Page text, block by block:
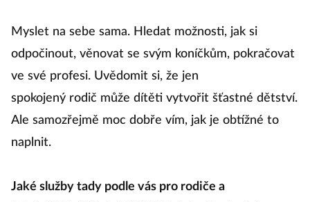
Myslet na sebe sama. Hledat možnosti, jak si
odpočinout, věnovat se svým koníčkům, pokračovat
ve své profesi. Uvědomit si, že jen
spokojený rodič může dítěti vytvořit šťastné dětství.
Ale samozřejmě moc dobře vím, jak je obtížné to
naplnit.
Jaké služby tady podle vás pro rodiče a